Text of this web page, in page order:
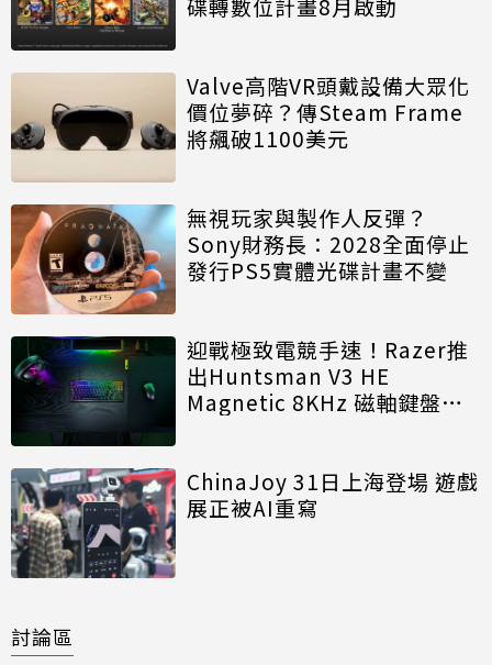
Valve高階VR頭戴設備大眾化
價位夢碎？傳Steam Frame
將飆破1100美元
無視玩家與製作人反彈？
Sony財務長：2028全面停止
發行PS5實體光碟計畫不變
迎戰極致電競手速！Razer推
出Huntsman V3 HE
Magnetic 8KHz 磁軸鍵盤效
ChinaJoy 31日上海登場 遊戲
展正被AI重寫
討論區